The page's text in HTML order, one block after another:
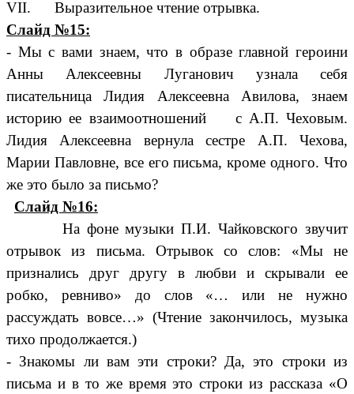
VII. Выразительное чтение отрывка.
Слайд №15:
- Мы с вами знаем, что в образе главной героини
Анны Алексеевны Луганович узнала себя
писательница Лидия Алексеевна Авилова, знаем
историю ее взаимоотношений с А.П. Чеховым.
Лидия Алексеевна вернула сестре А.П. Чехова,
Марии Павловне, все его письма, кроме одного. Что
же это было за письмо?
Слайд №16:
На фоне музыки П.И. Чайковского звучит
отрывок из письма. Отрывок со слов: «Мы не
признались друг другу в любви и скрывали ее
робко, ревниво» до слов «… или не нужно
рассуждать вовсе…» (Чтение закончилось, музыка
тихо продолжается.)
- Знакомы ли вам эти строки? Да, это строки из
письма и в то же время это строки из рассказа «О